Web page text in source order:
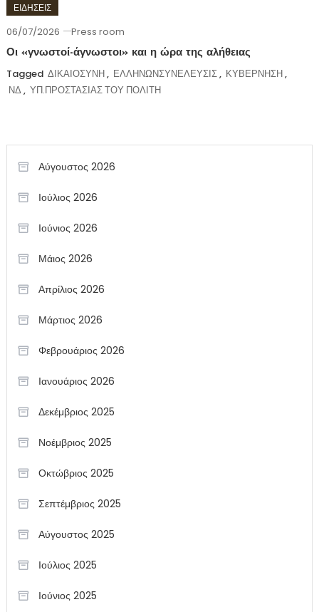
ΕΙΔΗΣΕΙΣ
06/07/2026 Press room
Οι «γνωστοί-άγνωστοι» και η ώρα της αλήθειας
Tagged ΔΙΚΑΙΟΣΥΝΗ, ΕΛΛΗΝΩΝΣΥΝΕΛΕΥΣΙΣ, ΚΥΒΕΡΝΗΣΗ,
ΝΔ, ΥΠ.ΠΡΟΣΤΑΣΙΑΣ ΤΟΥ ΠΟΛΙΤΗ
Αύγουστος 2026
Ιούλιος 2026
Ιούνιος 2026
Μάιος 2026
Απρίλιος 2026
Μάρτιος 2026
Φεβρουάριος 2026
Ιανουάριος 2026
Δεκέμβριος 2025
Νοέμβριος 2025
Οκτώβριος 2025
Σεπτέμβριος 2025
Αύγουστος 2025
Ιούλιος 2025
Ιούνιος 2025